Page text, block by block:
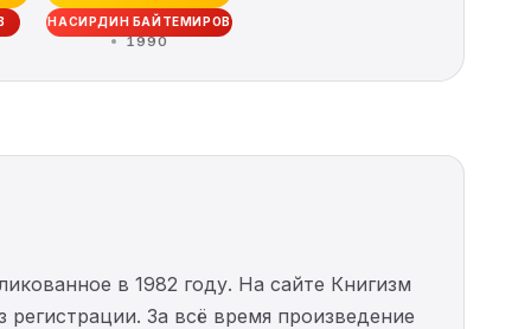
НАСИРДИН БАЙТЕМИРОВ
1990
в 1982 году. На сайте Книгизм
За всё время произведение